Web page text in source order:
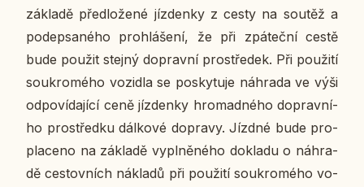
zá­kla­dě před­lo­že­né jíz­den­ky z cesty na soutěž a
po­de­psa­né­ho pro­hlá­še­ní, že při zpá­teč­ní cestě
bude použit stejný do­prav­ní pro­stře­dek. Při po­u­ži­tí
sou­kro­mé­ho vo­zi­dla se po­sky­tu­je ná­hra­da ve výši
od­po­ví­da­jí­cí ceně jíz­den­ky hro­mad­né­ho do­prav­ní­
ho pro­střed­ku dál­ko­vé do­pra­vy. Jízdné bude pro­
pla­ce­no na zá­kla­dě vy­pl­ně­né­ho do­kla­du o ná­hra­
dě ces­tov­ních ná­kla­dů při po­u­ži­tí sou­kro­mé­ho vo­